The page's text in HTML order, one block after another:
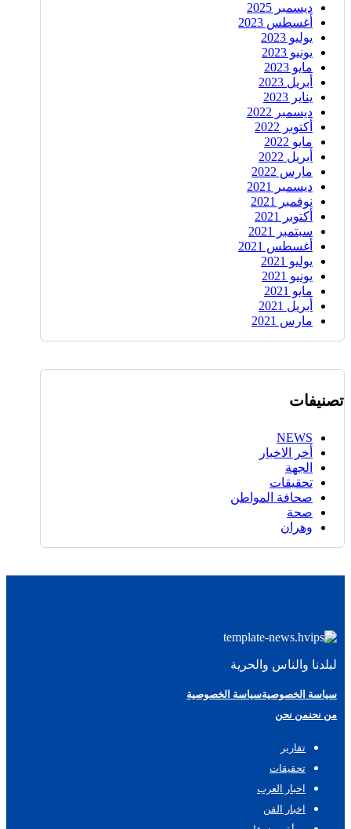
ديسمبر 2025
أغسطس 2023
يوليو 2023
يونيو 2023
مايو 2023
أبريل 2023
يناير 2023
ديسمبر 2022
أكتوبر 2022
مايو 2022
أبريل 2022
مارس 2022
ديسمبر 2021
نوفمبر 2021
أكتوبر 2021
سبتمبر 2021
أغسطس 2021
يوليو 2021
يونيو 2021
مايو 2021
أبريل 2021
مارس 2021
تصنيفات
NEWS
أخر الاخبار
الجهة
تحقيقات
صحافة المواطن
صحة
وهران
لبلدنا والناس والحرية
سياسة الخصوصيةسياسة الخصوصية
من نحنمن نحن
تقارير
تحقيقات
اخبار العرب
اخبار الفن